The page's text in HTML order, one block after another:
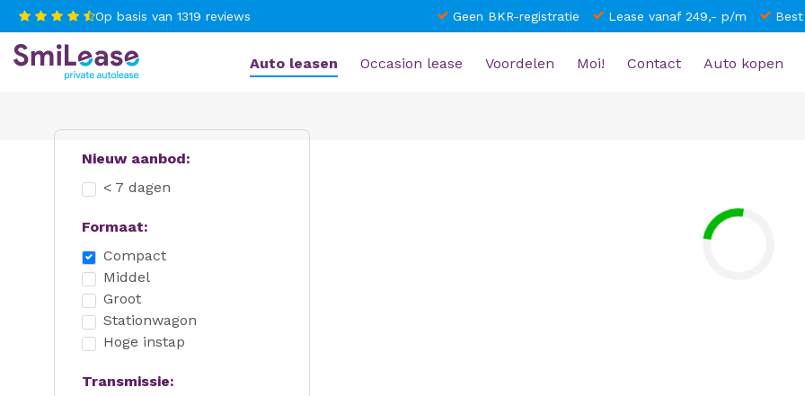
Op basis van 1319 reviews Geen BKR-registratie Lease vanaf 249,- p/m
Auto leasen Occasion lease Voordelen Moi! Contact Auto kopen
Nieuw aanbod:
< 7 dagen
Formaat:
Compact
Middel
Groot
Stationwagon
Hoge instap
Transmissie: